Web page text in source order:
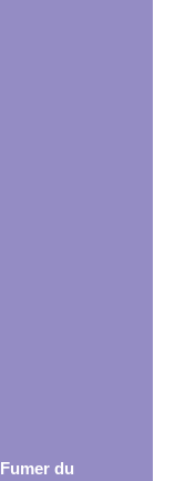
Fumer du